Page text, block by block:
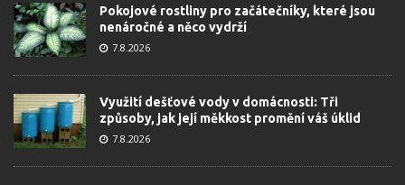
Pokojové rostliny pro začátečníky, které jsou
nenáročné a něco vydrží
7.8.2026
Využití dešťové vody v domácnosti: Tři
způsoby, jak její měkkost promění váš úklid
7.8.2026